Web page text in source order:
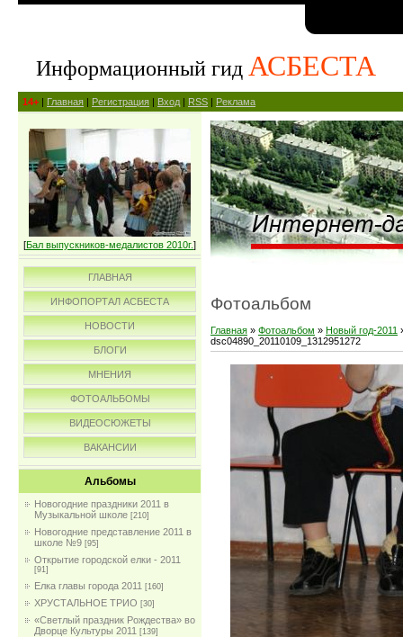
Информационный гид АСБЕСТА
14+ | Главная | Регистрация | Вход | RSS | Реклама
[Бал выпускников-медалистов 2010г.]
ГЛАВНАЯ
ИНФОПОРТАЛ АСБЕСТА
НОВОСТИ
БЛОГИ
МНЕНИЯ
ФОТОАЛЬБОМЫ
ВИДЕОСЮЖЕТЫ
ВАКАНСИИ
Альбомы
Новогодние праздники 2011 в
Музыкальной школе [210]
Новогодние представление 2011 в
школе №9 [95]
Открытие городской елки - 2011
[91]
Елка главы города 2011 [160]
ХРУСТАЛЬНОЕ ТРИО [30]
«Светлый праздник Рождества» во
Дворце Культуры 2011 [139]
Фотоальбом
Главная » Фотоальбом » Новый год-2011
dsc04890_20110109_1312951272